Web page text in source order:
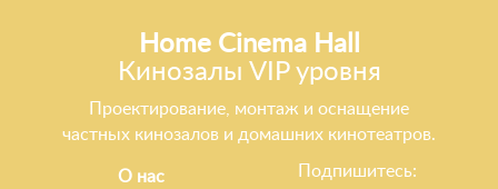
Home Cinema Hall
Кинозалы VIP уровня
Проектирование, монтаж и оснащение
частных кинозалов и домашних кинотеатров.
О нас
Подпишитесь: